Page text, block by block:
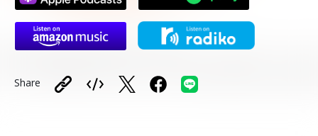
Share